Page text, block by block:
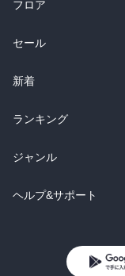
フロア
総合
ラノベ
雑誌・グラビア
BL・TL
セール
総合
ラノベ
雑誌・グラビア
BL・TL
新着
総合
ラノベ
雑誌・グラビア
ランキング
総合
ラノベ
ジャンル
コミック
ライトノベル
ヘルプ&サポート
よくあるご質問